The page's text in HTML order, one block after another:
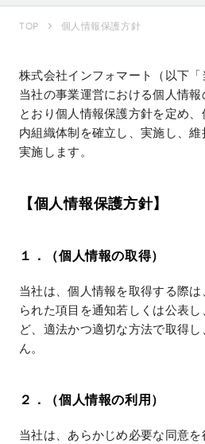
TOP 個人情報保護方針
株式会社インフォマート（以下「
当社の事業運営における個人情
とおり個人情報保護方針を定め
内組織体制を確立し、実施し、
実施します。
【個人情報保護方針】
１．（個人情報の取得）
当社は、個人情報を取得する際
られた項目を通知若しくは公表
ど、適法かつ適切な方法で取得
ん。
２．（個人情報の利用）
当社は、あらかじめ必要な同意